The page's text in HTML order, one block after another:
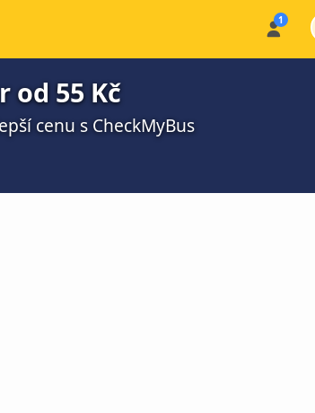
55 Kč
cenu s CheckMyBus